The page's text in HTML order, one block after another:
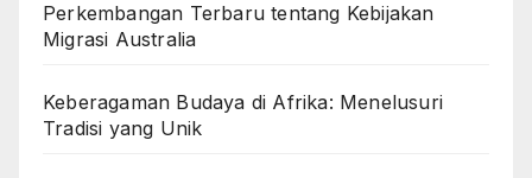
Perkembangan Terbaru tentang Kebijakan
Migrasi Australia
Keberagaman Budaya di Afrika: Menelusuri
Tradisi yang Unik